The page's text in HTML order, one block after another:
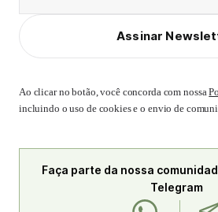
Assinar
Ao clicar no botão, você concorda com nossa
incluindo o uso de cookies e o envio de
Faça parte da nossa
Telegram